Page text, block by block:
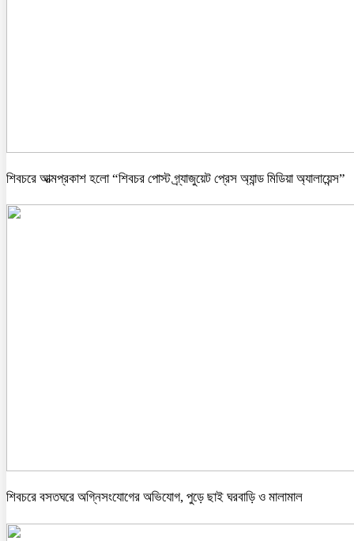
শিবচরে আত্মপ্রকাশ হলো “শিবচর পোস্ট গ্র্যাজুয়েট প্রেস অ্যান্ড মিডিয়া অ্যালায়েন্স”
শিবচরে বসতঘরে অগ্নিসংযোগের অভিযোগ, পুড়ে ছাই ঘরবাড়ি ও মালামাল